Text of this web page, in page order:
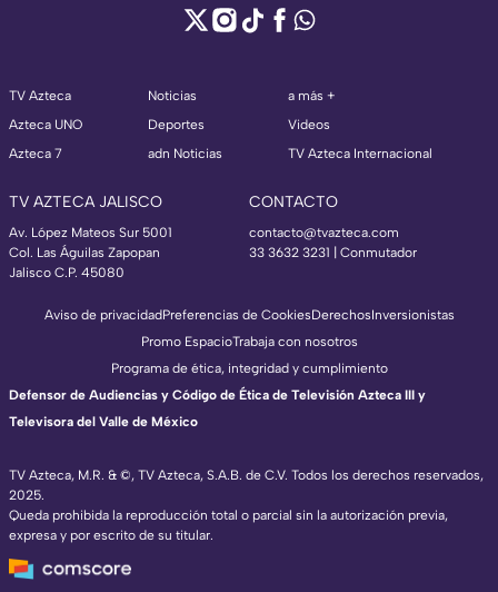
TV Azteca
Azteca UNO
Azteca 7
Noticias
Deportes
adn Noticias
a más +
Videos
TV Azteca Internacional
TV AZTECA JALISCO
Av. López Mateos Sur 5001
Col. Las Águilas Zapopan
Jalisco C.P. 45080
CONTACTO
contacto@tvazteca.com
33 3632 3231 | Conmutador
TV Azteca, M.R. & ©, TV Azteca, S.A.B. de C.V. Todos los derechos reservados,
2025.
Queda prohibida la reproducción total o parcial sin la autorización previa,
expresa y por escrito de su titular.
Aviso de privacidadPreferencias de CookiesDerechosInversionistas
Promo EspacioTrabaja con nosotros
Programa de ética, integridad y cumplimiento
Defensor de Audiencias y Código de Ética de Televisión Azteca III y
Televisora del Valle de México